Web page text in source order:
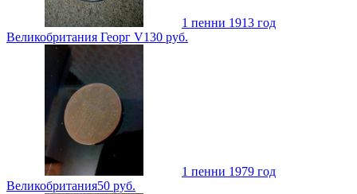
1 пенни 1913 год
Великобритания Георг V130 руб.
1 пенни 1979 год
Великобритания50 руб.